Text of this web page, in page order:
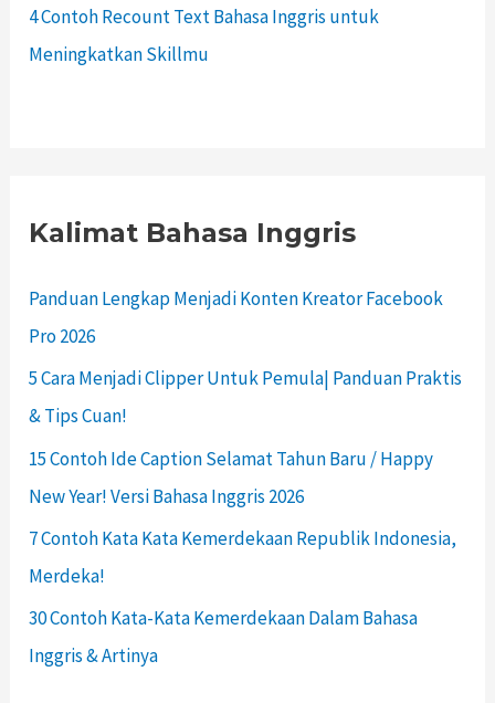
4 Contoh Recount Text Bahasa Inggris untuk
Meningkatkan Skillmu
Kalimat Bahasa Inggris
Panduan Lengkap Menjadi Konten Kreator Facebook
Pro 2026
5 Cara Menjadi Clipper Untuk Pemula| Panduan Praktis
& Tips Cuan!
15 Contoh Ide Caption Selamat Tahun Baru / Happy
New Year! Versi Bahasa Inggris 2026
7 Contoh Kata Kata Kemerdekaan Republik Indonesia,
Merdeka!
30 Contoh Kata-Kata Kemerdekaan Dalam Bahasa
Inggris & Artinya